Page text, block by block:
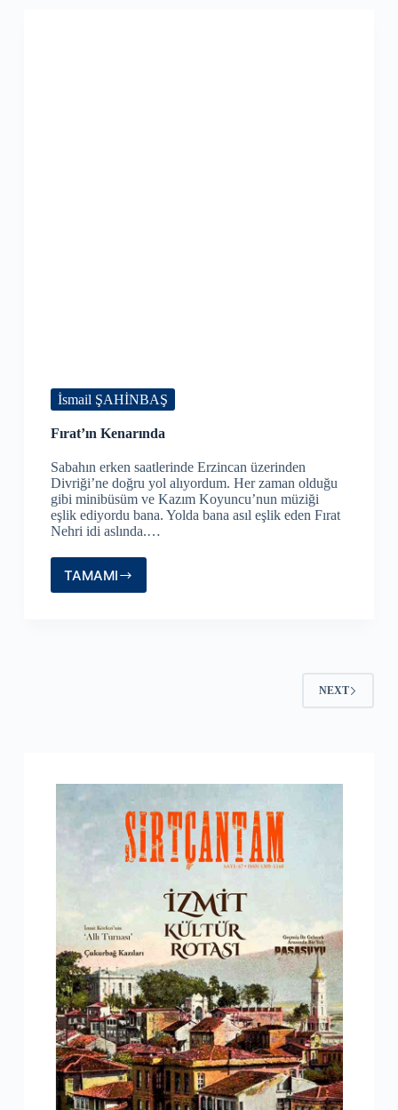
İsmail ŞAHİNBAŞ
Fırat’ın Kenarında
Sabahın erken saatlerinde Erzincan üzerinden
Divriği’ne doğru yol alıyordum. Her zaman olduğu
gibi minibüsüm ve Kazım Koyuncu’nun müziği
eşlik ediyordu bana. Yolda bana asıl eşlik eden Fırat
Nehri idi aslında.…
TAMAMI
Fırat’ın
NEXT